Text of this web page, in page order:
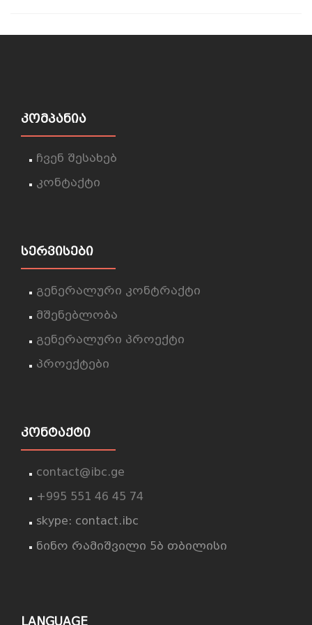
ᲙᲝᲛᲞᲐᲜᲘᲐ
ჩვენ შესახებ
კონტაქტი
ᲡᲔᲠᲕᲘᲡᲔᲑᲘ
გენერალური კონტრაქტი
მშენებლობა
გენერალური პროექტი
პროექტები
ᲙᲝᲜᲢᲐᲥᲢᲘ
contact@ibc.ge
+995 551 46 45 74
skype: contact.ibc
ნინო რამიშვილი 5ბ თბილისი
LANGUAGE